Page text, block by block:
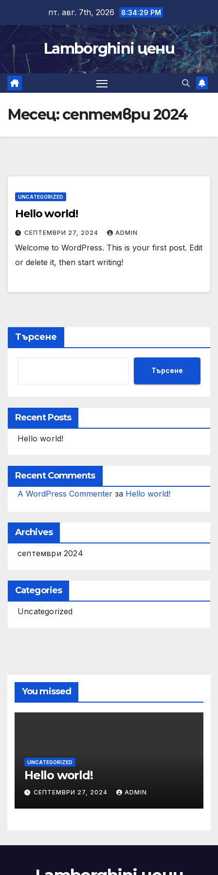
content
пт. авг. 7th, 2026 8:34:29 PM
Lamborghini цени
Месец:септември 2024
UNCATEGORIZED
Hello world!
СЕПТЕМВРИ 27, 2024 ADMIN
Welcome to WordPress. This is your first post. Edit
or delete it, then start writing!
Търсене
Търсене
Recent Posts
Hello world!
Recent Comments
A WordPress Commenter за Hello world!
Archives
септември 2024
Categories
Uncategorized
You missed
UNCATEGORIZED
Hello world!
СЕПТЕМВРИ 27, 2024 ADMIN